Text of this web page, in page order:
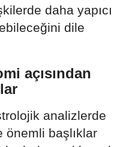
daha yapıcı
dile
açısından
analizlerde
önemli başlıklar